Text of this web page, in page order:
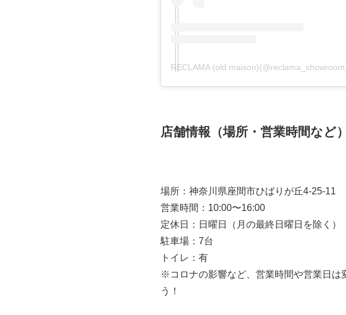
RECLAMA (old
店舗情報（場所・営業時間など）
場所：神奈川県座間市ひばりが丘4-25-11
営業時間：10:00〜16:00
定休日：日曜日（月の最終日曜日を除く）
駐車場：7台
トイレ：有
※コロナの影響など、営業時間や営業日は
う！